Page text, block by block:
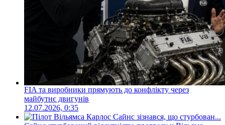
FIA та виробники прямують до конфлікту через
майбутнє двигунів
12.07.2026, 0:35